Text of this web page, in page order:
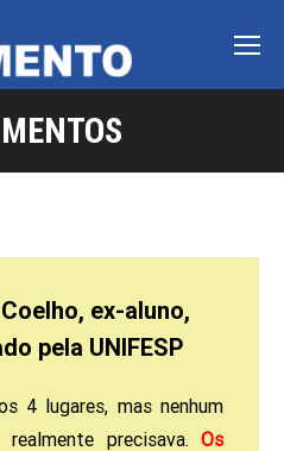
aqui:
ex-aluno,
pela UNIFESP
4 lugares, mas nenhum
precisava.Os